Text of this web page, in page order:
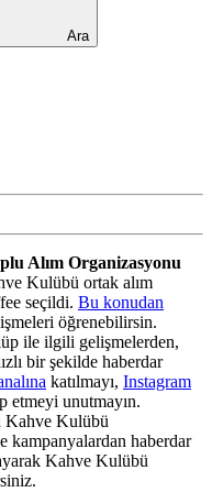
Ara
Alım Organizasyonu
Kulübü ortak alım
seçildi. Bu konudan
öğrenebilirsin.
ile ilgili gelişmelerden,
bir şekilde haberdar
katılmayı, Instagram
etmeyi unutmayın.
Kahve Kulübü
kampanyalardan haberdar
Kahve Kulübü